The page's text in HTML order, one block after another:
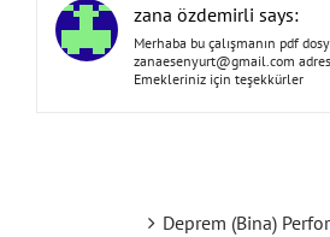
zana özdemirli says:
Merhaba bu çalışmanın pdf
zanaesenyurt@gmail.com
Emekleriniz için teşekkürler
Deprem (Bina)